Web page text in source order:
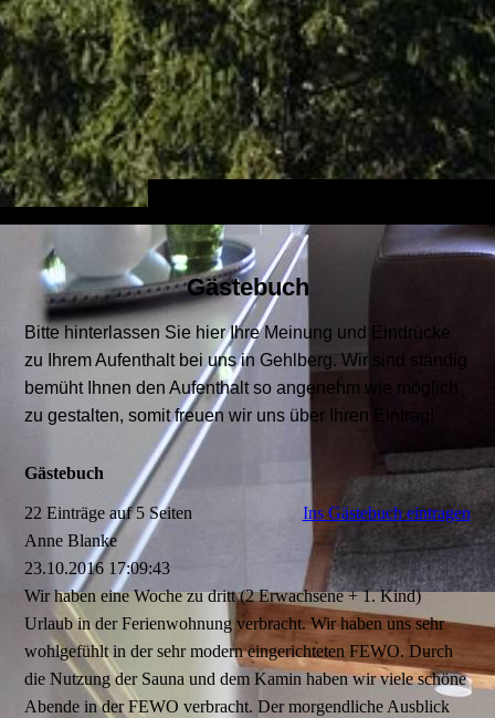
Gästebuch
Bitte hinterlassen Sie hier Ihre Meinung und Eindrücke
zu Ihrem Aufenthalt bei uns in Gehlberg. Wir sind ständig
bemüht Ihnen den Aufenthalt so angenehm wie möglich
zu gestalten, somit freuen wir uns über Ihren Eintrag!
Gästebuch
22 Einträge auf 5 Seiten
Ins Gästebuch eintragen
Anne Blanke
23.10.2016 17:09:43
Wir haben eine Woche zu dritt (2 Erwachsene + 1. Kind)
Urlaub in der Ferienwohnung verbracht. Wir haben uns sehr
wohlgefühlt in der sehr modern eingerichteten FEWO. Durch
die Nutzung der Sauna und dem Kamin haben wir viele schöne
Abende in der FEWO verbracht. Der morgendliche Ausblick